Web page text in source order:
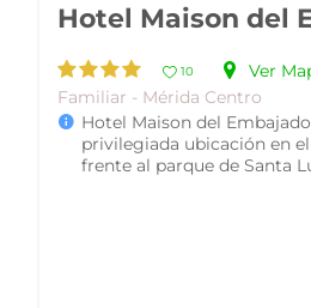
Hotel Casa Nobel
10
Ver Mapa
Económico - Mérida Centro
Hotel Casa Nobel, es una
ubicada a 10 minutos del
Mérida, cuenta con dos